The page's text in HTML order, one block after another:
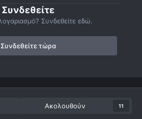
Συνδεθείτε
Συνδεθείτε εδώ.
Συνδεθείτε τώρα
Ακολουθούν 11